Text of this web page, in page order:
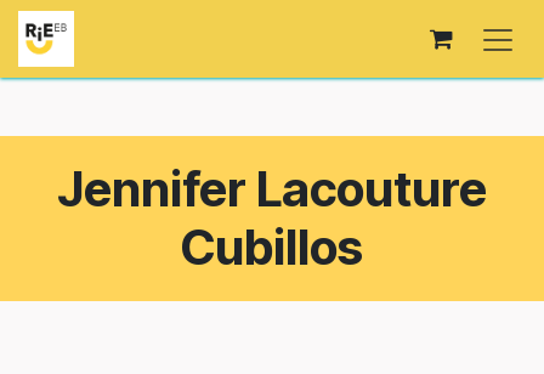
Ir al contenido
Jennifer Lacouture
Cubillos